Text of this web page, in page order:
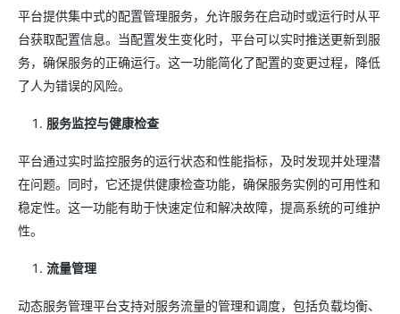
平台提供集中式的配置管理服务，允许服务在启动时或运行时从平
台获取配置信息。当配置发生变化时，平台可以实时推送更新到服
务，确保服务的正确运行。这一功能简化了配置的变更过程，降低
了人为错误的风险。
服务监控与健康检查
平台通过实时监控服务的运行状态和性能指标，及时发现并处理潜
在问题。同时，它还提供健康检查功能，确保服务实例的可用性和
稳定性。这一功能有助于快速定位和解决故障，提高系统的可维护
性。
流量管理
动态服务管理平台支持对服务流量的管理和调度，包括负载均衡、